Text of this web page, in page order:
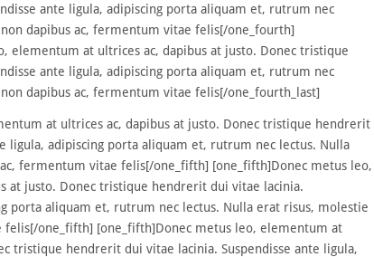
ante ligula, adipiscing porta aliquam et, rutrum nec
dapibus ac, fermentum vitae felis[/one_fourth]
elementum at ultrices ac, dapibus at justo. Donec tristique
ante ligula, adipiscing porta aliquam et, rutrum nec
dapibus ac, fermentum vitae felis[/one_fourth_last]
at ultrices ac, dapibus at justo. Donec tristique hendrerit
ligula, adipiscing porta aliquam et, rutrum nec lectus. Nulla
fermentum vitae felis[/one_fifth] [one_fifth]Donec metus leo,
at justo. Donec tristique hendrerit dui vitae lacinia.
porta aliquam et, rutrum nec lectus. Nulla erat risus, molestie
felis[/one_fifth] [one_fifth]Donec metus leo, elementum at
tristique hendrerit dui vitae lacinia. Suspendisse ante ligula,